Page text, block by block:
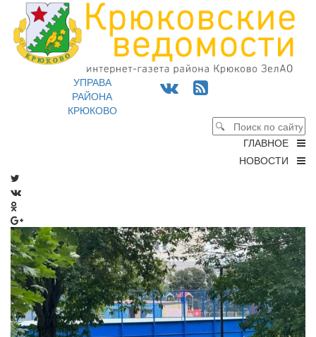
УПРАВА
РАЙОНА
КРЮКОВО
ГЛАВНОЕ
НОВОСТИ